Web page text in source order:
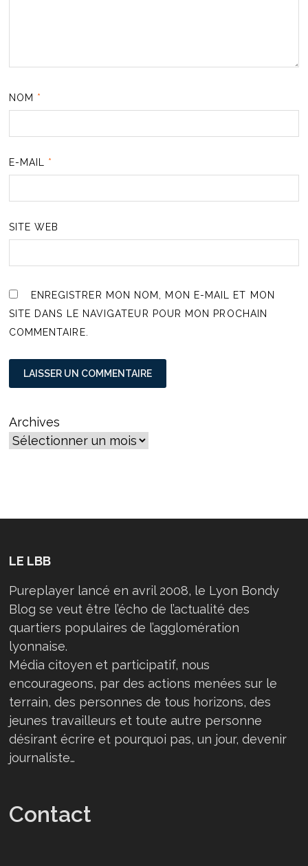
NOM *
E-MAIL *
SITE WEB
ENREGISTRER MON NOM, MON E-MAIL ET MON
SITE DANS LE NAVIGATEUR POUR MON PROCHAIN
COMMENTAIRE.
Archives
LE LBB
Pureplayer lancé en avril 2008, le Lyon Bondy
Blog se veut être l’écho de l’actualité des
quartiers populaires de l’agglomération
lyonnaise.
Média citoyen et participatif, nous
encourageons, par des actions menées sur le
terrain, des personnes de tous horizons, des
jeunes travailleurs et toute autre personne
désirant écrire et pourquoi pas, un jour, devenir
journaliste…
Contact